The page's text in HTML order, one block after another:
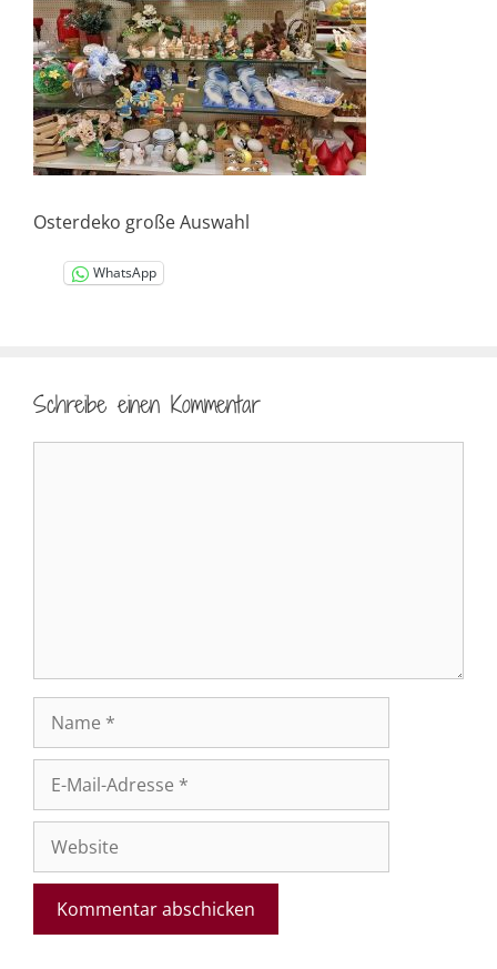
Osterdeko große Auswahl
WhatsApp
Schreibe einen Kommentar
Mail-
Adresse
Website